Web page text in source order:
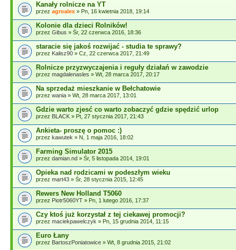
Kanały rolnicze na YT
przez agroalex » Pn, 16 kwietnia 2018, 19:14
Kolonie dla dzieci Rolników!
przez Gibus » Śr, 22 czerwca 2016, 18:36
staracie się jakoś rozwijać - studia te sprawy?
przez Kalisz90 » Cz, 22 czerwca 2017, 21:49
Rolnicze przyzwyczajenia i reguły działań w zawodzie
przez magdalenasles » Wt, 28 marca 2017, 20:17
Na sprzedaż mieszkanie w Bełchatowie
przez wania » Wt, 28 marca 2017, 13:01
Gdzie warto zjesć co warto zobaczyć gdzie spędzić urlop
przez BLACK » Pt, 27 stycznia 2017, 21:43
Ankieta- proszę o pomoc :)
przez kawutek » N, 1 maja 2016, 18:02
Farming Simulator 2015
przez damian.nd » Śr, 5 listopada 2014, 19:01
Opieka nad rodzicami w podeszłym wieku
przez mart43 » Śr, 28 stycznia 2015, 12:45
Rewers New Holland T5060
przez Piotr5060YT » Pn, 1 lutego 2016, 17:37
Czy ktoś już korzystał z tej ciekawej promocji?
przez maciekpawelczyk » Pn, 15 grudnia 2014, 11:15
Euro Łany
przez BartoszPoniatowice » Wt, 8 grudnia 2015, 21:02